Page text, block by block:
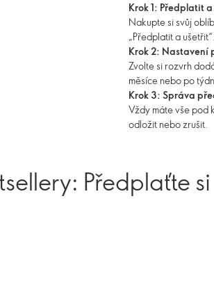
Krok 1: Předplatit
Nakupte si svůj
„Předplatit a ušetřit“.
Krok 2: Nastavení
Zvolte si rozvrh
měsíce nebo po
Krok 3: Správa
Vždy máte vše pod
odložit nebo zrušit.
Předplaťte